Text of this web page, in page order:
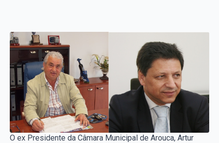
O ex Presidente da Câmara Municipal de Arouca, Artur